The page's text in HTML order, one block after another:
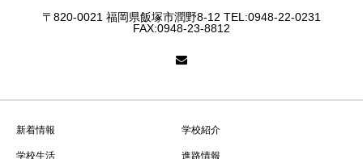
〒820-0021 福岡県飯塚市潤野8-12 TEL:0948-22-0231
FAX:0948-23-8812
新着情報 学校紹介
学校生活 進路情報